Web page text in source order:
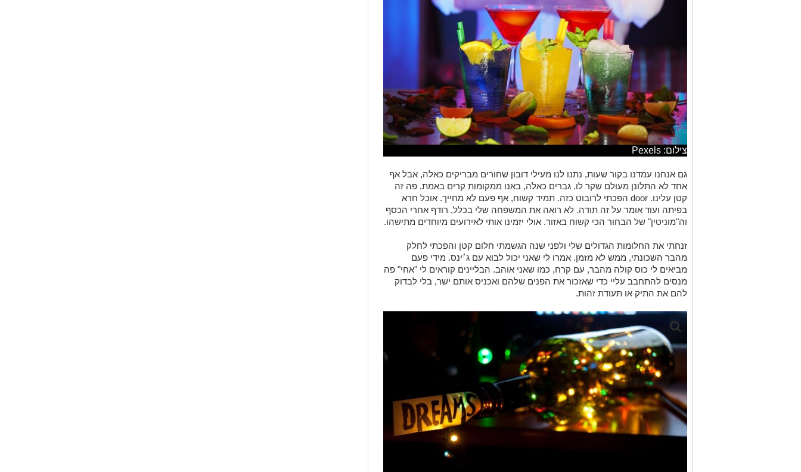
צילום: Pexels
גם אנחנו עמדנו בקור שעות, נתנו לנו מעילי דובון שחורים מבריקים כאלה, אבל אף
אחד לא התלונן מעולם שקר לו. גברים כאלה, באנו ממקומות קרים באמת. פה זה
קטן עלינו. door הפכתי לרובוט כזה. תמיד קשוח, אף פעם לא מחייך. אוכל חרא
בפיתה ועוד אומר על זה תודה. לא רואה את המשפחה שלי בכלל, רודף אחרי הכסף
וה"מוניטין" של הבחור הכי קשוח באזור. אולי יזמינו אותי לאירועים מיוחדים מתישהו.
זנחתי את החלומות הגדולים שלי ולפני שנה הגשמתי חלום קטן והפכתי לחלק
מהבר השכונתי, ממש לא מזמן. אמרו לי שאני יכול לבוא עם ג׳ינס. מידי פעם
מביאים לי כוס קולה מהבר, עם קרח, כמו שאני אוהב. הבליינים קוראים לי "אחי" פה
מנסים להתחבב עליי כדי שאזכור את הפנים שלהם ואכניס אותם ישר, בלי לבדוק
להם את התיק או תעודת זהות.